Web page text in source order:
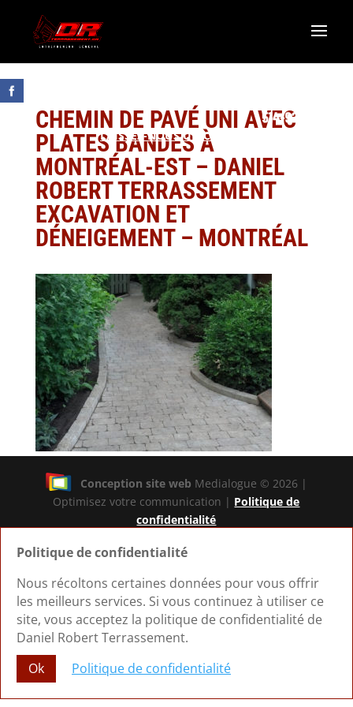
LAISSEZ-NOUS UN COMMENTAIRE GOOGLE
CHEMIN DE PAVÉ UNI AVEC
PLATES BANDES À
MONTRÉAL-EST – DANIEL
ROBERT TERRASSEMENT
EXCAVATION ET
DÉNEIGEMENT – MONTRÉAL
Conception site web Medialogue © 2026 |
Optimisez votre communication | Politique de
confidentialité
Politique de confidentialité
Nous récoltons certaines données pour vous offrir
les meilleurs services. Si vous continuez à utiliser ce
site, vous acceptez la politique de confidentialité de
Daniel Robert Terrassement.
Ok
Politique de confidentialité